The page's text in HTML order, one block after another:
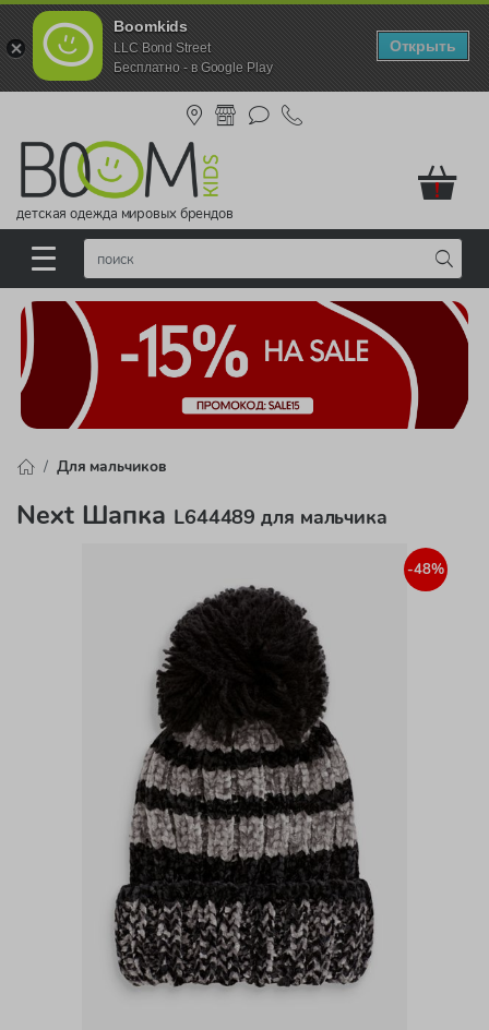
Boomkids
LLC Bond Street
Бесплатно - в Google Play
Открыть
детская одежда мировых брендов
!
Для мальчиков
Next Шапка L644489 для мальчика
-48%